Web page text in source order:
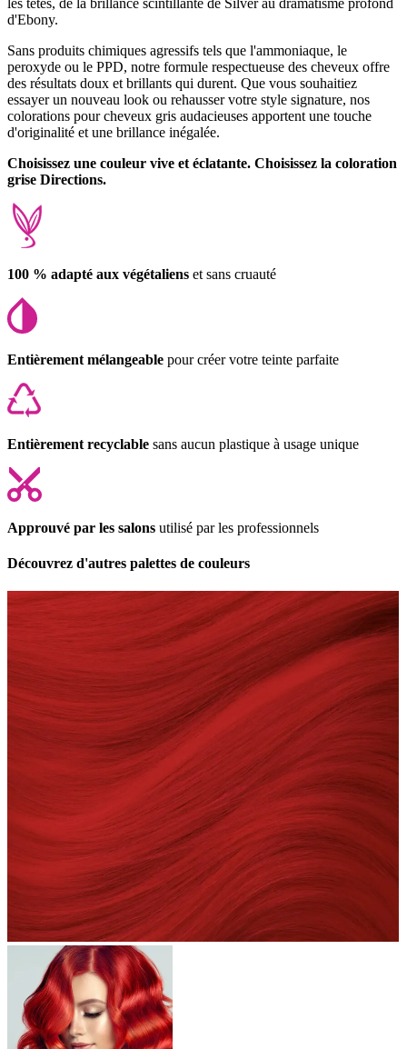
les têtes, de la brillance scintillante de Silver au dramatisme profond
d'Ebony.
Sans produits chimiques agressifs tels que l'ammoniaque, le
peroxyde ou le PPD, notre formule respectueuse des cheveux offre
des résultats doux et brillants qui durent. Que vous souhaitiez
essayer un nouveau look ou rehausser votre style signature, nos
colorations pour cheveux gris audacieuses apportent une touche
d'originalité et une brillance inégalée.
Choisissez une couleur vive et éclatante. Choisissez la coloration
grise Directions.
100 % adapté aux végétaliens et sans cruauté
Entièrement mélangeable pour créer votre teinte parfaite
Entièrement recyclable sans aucun plastique à usage unique
Approuvé par les salons utilisé par les professionnels
Découvrez d'autres palettes de couleurs